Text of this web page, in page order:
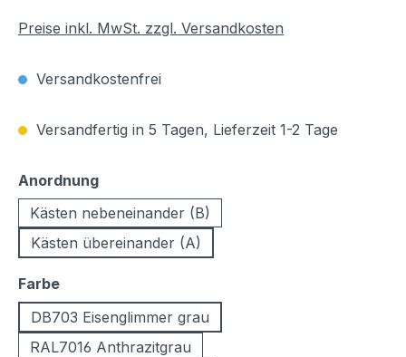
Preise inkl. MwSt. zzgl. Versandkosten
Versandkostenfrei
Versandfertig in 5 Tagen, Lieferzeit 1-2 Tage
Anordnungauswählen
Kästen nebeneinander (B)
Kästen übereinander (A)
Farbeauswählen
DB703 Eisenglimmer grau
RAL7016 Anthrazitgrau